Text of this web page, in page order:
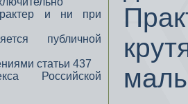
и ни при
публичной
статьи 437
Российской